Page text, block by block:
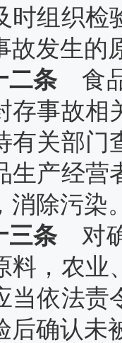
时组织检
故发生的
二条食品
存事故相
有关部门
生产经营
消除污染
三条对确
料，农业
当依法责
后确认未